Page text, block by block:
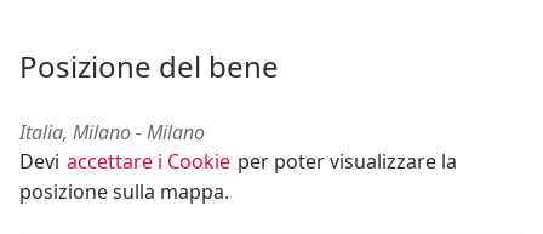
Posizione del bene
Italia, Milano - Milano
Devi accettare i Cookie per poter visualizzare la
posizione sulla mappa.